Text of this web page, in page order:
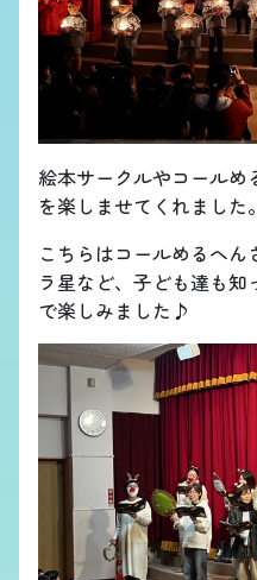
絵本サークルやコールめ
を楽しませてくれました。
こちらはコールめるへ
ラ星など、子ども達も
で楽しみました♪